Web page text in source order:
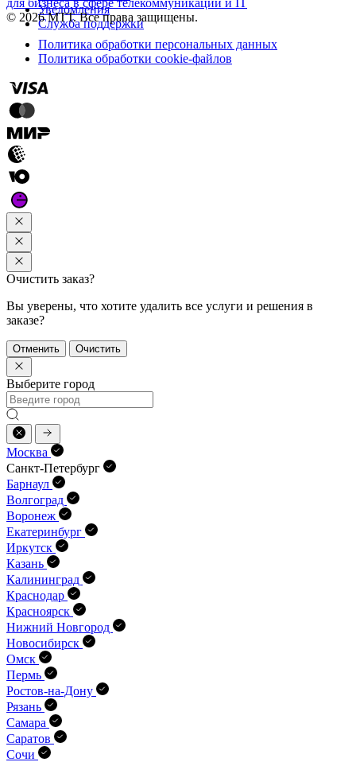
Уведомления
Служба поддержки
© 2026 МТТ. Все права защищены.
Политика обработки персональных данных
Политика обработки cookie-файлов
Очистить заказ?
Вы уверены, что хотите удалить все услуги и решения в
заказе?
Отменить Очистить
Выберите город
Москва
Санкт-Петербург
Барнаул
Волгоград
Воронеж
Екатеринбург
Иркутск
Казань
Калининград
Краснодар
Красноярск
Нижний Новгород
Новосибирск
Омск
Пермь
Ростов-на-Дону
Рязань
Самара
Саратов
Сочи